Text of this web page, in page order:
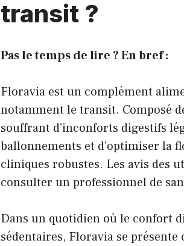
transit ?
Pas le temps de lire ? En bref :
Floravia est un complément
notamment le transit. Composé
souffrant d’inconforts digestifs
ballonnements et d’optimiser la
cliniques robustes. Les avis des
consulter un professionnel de
Dans un quotidien où le confort
sédentaires, Floravia se